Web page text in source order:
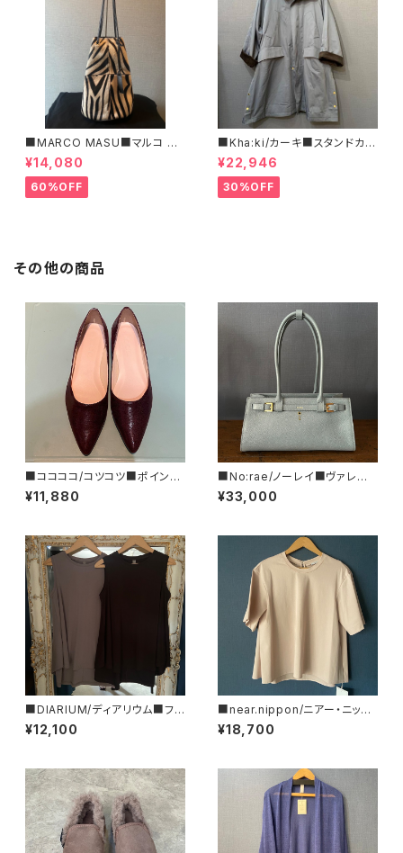
■MARCO MASU■マルコ マ
ージ■ハラコ・ゼブラ柄巾着BA
G■程よいサイズで可愛い
¥14,080
60%OFF
■Kha:ki/カーキ■スタンドカラ
ー・コート■
¥22,946
30%OFF
その他の商品
■ココココ/コツコツ■ポインテ
ッドトゥ・フラットシューズ/MAR
ON■2024FW
¥11,880
■No:rae/ノーレイ■ヴァレグ
ロ■バゲット型レザーハンドバッ
グ■N61-DS-29-DOL
¥33,000
■DIARIUM/ディアリウム■フレ
アー・タンクトップ■初秋新作！
■MADE IN JAPAN
¥12,100
■near.nippon/ニアー・ニッポ
ン■フレアーTシャツ#445-24
■MADE IN JAPAN
¥18,700